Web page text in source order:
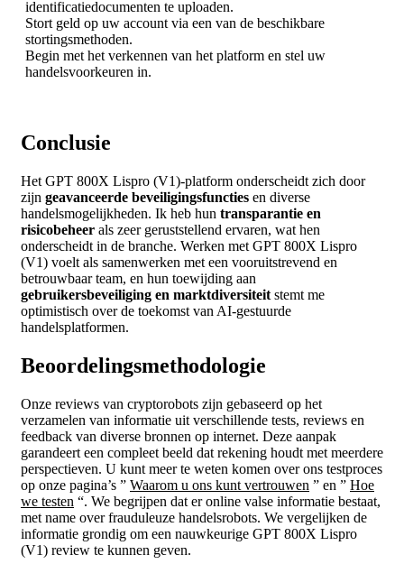
identificatiedocumenten te uploaden.
Stort geld op uw account via een van de beschikbare
stortingsmethoden.
Begin met het verkennen van het platform en stel uw
handelsvoorkeuren in.
Conclusie
Het GPT 800X Lispro (V1)-platform onderscheidt zich door
zijn geavanceerde beveiligingsfuncties en diverse
handelsmogelijkheden. Ik heb hun transparantie en
risicobeheer als zeer geruststellend ervaren, wat hen
onderscheidt in de branche. Werken met GPT 800X Lispro
(V1) voelt als samenwerken met een vooruitstrevend en
betrouwbaar team, en hun toewijding aan
gebruikersbeveiliging en marktdiversiteit stemt me
optimistisch over de toekomst van AI-gestuurde
handelsplatformen.
Beoordelingsmethodologie
Onze reviews van cryptorobots zijn gebaseerd op het
verzamelen van informatie uit verschillende tests, reviews en
feedback van diverse bronnen op internet. Deze aanpak
garandeert een compleet beeld dat rekening houdt met meerdere
perspectieven. U kunt meer te weten komen over ons testproces
op onze pagina’s ” Waarom u ons kunt vertrouwen ” en ” Hoe
we testen “. We begrijpen dat er online valse informatie bestaat,
met name over frauduleuze handelsrobots. We vergelijken de
informatie grondig om een nauwkeurige GPT 800X Lispro
(V1) review te kunnen geven.